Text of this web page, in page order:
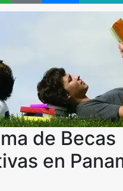
de Becas
en